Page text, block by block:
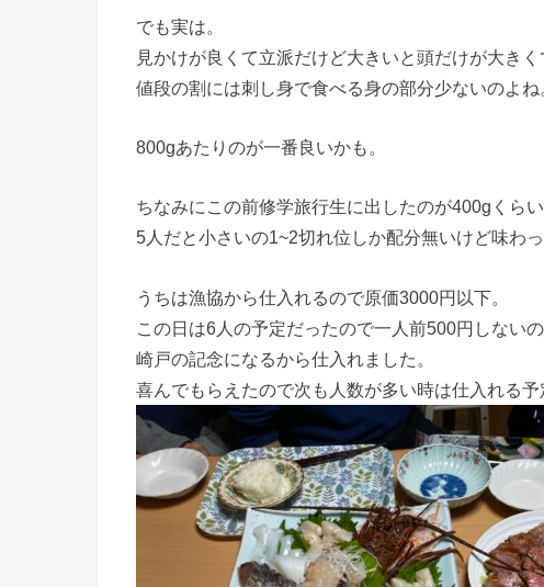
でも実は。
見かけが良くて立派だけど大きいと頭だけが大きく
値段の割には刺し身で食べる身の部分少ないのよね
800gあたりのが一番良いかも。
ちなみにこの前修学旅行生に出したのが400gくらい
5人だと小さいの1~2切れ位しか配分無いけど味わ
うちは漁協から仕入れるので原価3000円以下。
この日は6人の予定だったので一人前500円しないの
崎戸の記念になるから仕入れました。
喜んでもらえたので次も人数が多い時は仕入れる予